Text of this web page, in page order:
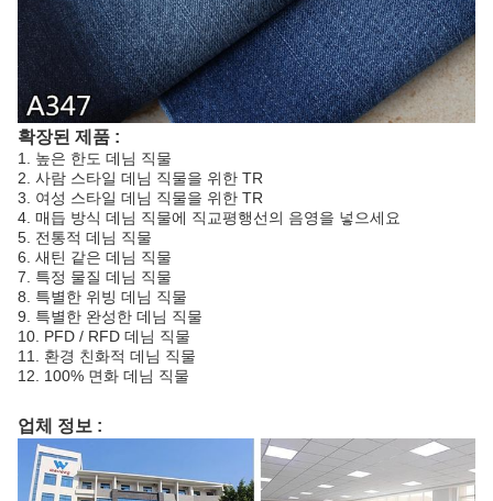
확장된 제품 :
1. 높은 한도 데님 직물
2. 사람 스타일 데님 직물을 위한 TR
3. 여성 스타일 데님 직물을 위한 TR
4. 매듭 방식 데님 직물에 직교평행선의 음영을 넣으세요
5. 전통적 데님 직물
6. 새틴 같은 데님 직물
7. 특정 물질 데님 직물
8. 특별한 위빙 데님 직물
9. 특별한 완성한 데님 직물
10. PFD / RFD 데님 직물
11. 환경 친화적 데님 직물
12. 100% 면화 데님 직물
업체 정보 :